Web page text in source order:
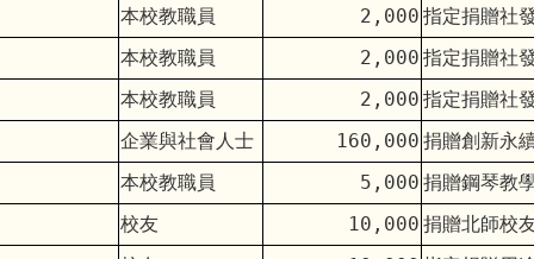
本校教職員
2,000 指定捐贈社
本校教職員
2,000 指定捐贈社
本校教職員
2,000 指定捐贈社
企業與社會人士
160,000 捐贈創新永
本校教職員
5,000 捐贈鋼琴教
校友
10,000 捐贈北師校